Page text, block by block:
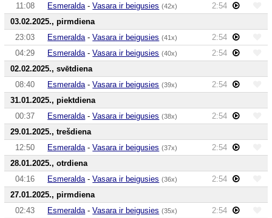
11:08
Esmeralda -Vasara ir beigusies (42x)
2:54
03.02.2025., pirmdiena
23:03
Esmeralda -Vasara ir beigusies (41x)
2:54
04:29
Esmeralda -Vasara ir beigusies (40x)
2:54
02.02.2025., svētdiena
08:40
Esmeralda -Vasara ir beigusies (39x)
2:54
31.01.2025., piektdiena
00:37
Esmeralda -Vasara ir beigusies (38x)
2:54
29.01.2025., trešdiena
12:50
Esmeralda -Vasara ir beigusies (37x)
2:54
28.01.2025., otrdiena
04:16
Esmeralda -Vasara ir beigusies (36x)
2:54
27.01.2025., pirmdiena
02:43
Esmeralda -Vasara ir beigusies (35x)
2:54